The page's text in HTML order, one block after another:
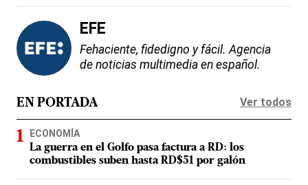
EFE
Fehaciente, fidedigno y fácil. Agencia
de noticias multimedia en español.
EN PORTADA Ver todos
ECONOMÍA
La guerra en el Golfo pasa factura a RD: los
combustibles suben hasta RD$51 por galón